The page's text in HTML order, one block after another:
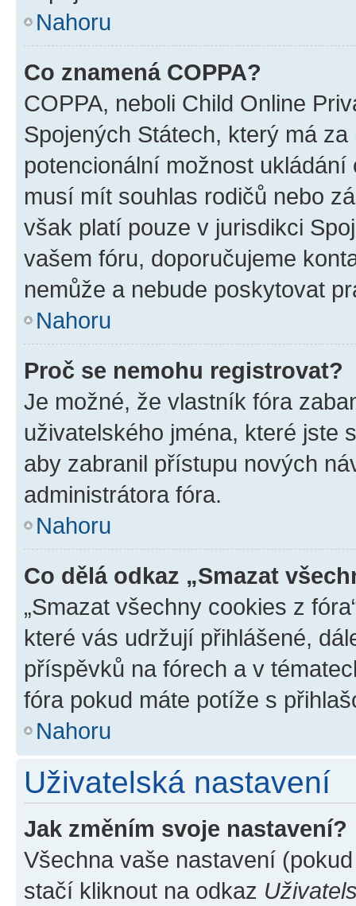
Nahoru
Co znamená COPPA?
COPPA, neboli Child Online
Spojených Státech, který má
potencionální možnost
musí mít souhlas rodičů nebo
však platí pouze v jurisdikci
vašem fóru, doporučujeme
nemůže a nebude poskytovat
Nahoru
Proč se nemohu registrovat?
Je možné, že vlastník fóra
uživatelského jména, které jste
aby zabranil přístupu nových
administrátora fóra.
Nahoru
Co dělá odkaz „Smazat
„Smazat všechny cookies z
které vás udržují přihlášené,
příspěvků na fórech a v
fóra pokud máte potíže s
Nahoru
Uživatelská nastavení
Jak změním svoje nastavení?
Všechna vaše nastavení
stačí kliknout na odkaz